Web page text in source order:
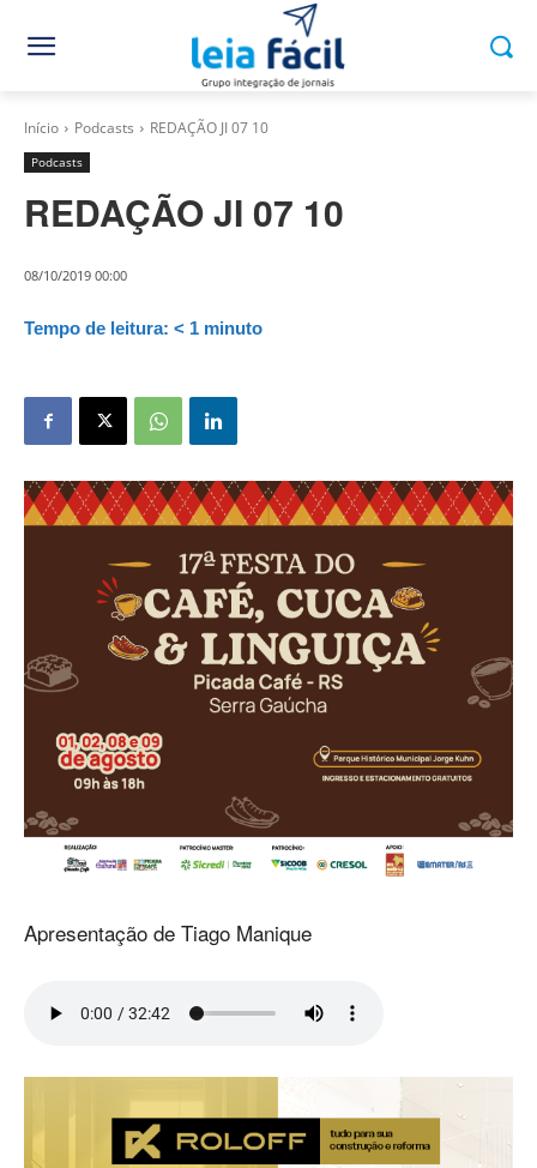
Início Podcasts REDAÇÃO JI 07 10
Podcasts
REDAÇÃO JI 07 10
08/10/2019 00:00
Tempo de leitura: < 1 minuto
Apresentação de Tiago Manique